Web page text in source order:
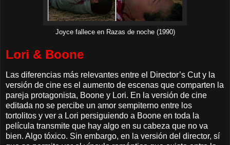
Joyce fallece en Razas de noche (1990)
Lori & Boone
Las diferencias más relevantes entre el Director’s Cut y la
versión de cine es el aumento de escenas que comparten la
pareja protagonista, Boone y Lori. En la versión de cine
editada no se percibe un amor sempiterno entre los
tortolitos y ver a Lori persiguiendo a Boone en toda la
película transmite que hay algo en su cabeza que no va
bien. Algo tóxico. Sin embargo, en la versión del director, sí